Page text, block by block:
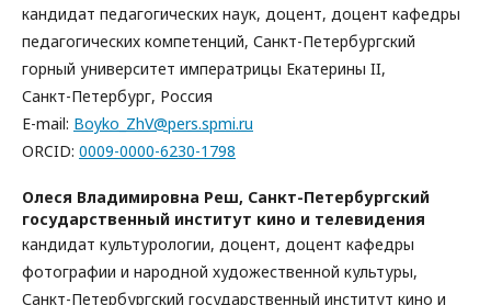
кандидат педагогических наук, доцент, доцент кафедры
педагогических компетенций, Санкт-Петербургский
горный университет императрицы Екатерины II,
Санкт-Петербург, Россия
E-mail: Boyko_ZhV@pers.spmi.ru
ORCID: 0009-0000-6230-1798
Олеся Владимировна Реш, Санкт-Петербургский
государственный институт кино и телевидения
кандидат культурологии, доцент, доцент кафедры
фотографии и народной художественной культуры,
Санкт-Петербургский государственный институт кино и